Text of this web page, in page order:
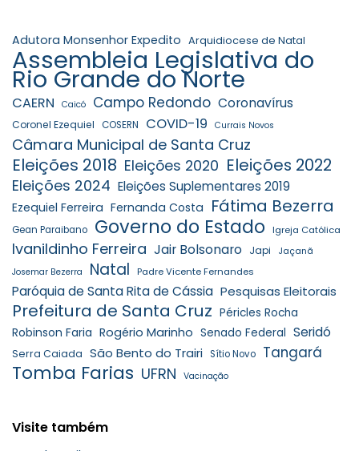
Adutora Monsenhor Expedito Arquidiocese de Natal
Assembleia Legislativa do
Rio Grande do Norte
CAERN Caicó Campo Redondo Coronavírus
Coronel Ezequiel COSERN COVID-19 Currais Novos
Câmara Municipal de Santa Cruz
Eleições 2018 Eleições 2020 Eleições 2022
Eleições 2024 Eleições Suplementares 2019
Ezequiel Ferreira Fernanda Costa Fátima Bezerra
Gean Paraibano Governo do Estado Igreja Católica
Ivanildinho Ferreira Jair Bolsonaro Japi Jaçanã
Josemar Bezerra Natal Padre Vicente Fernandes
Paróquia de Santa Rita de Cássia Pesquisas Eleitorais
Prefeitura de Santa Cruz Péricles Rocha
Robinson Faria Rogério Marinho Senado Federal Seridó
Serra Caiada São Bento do Trairi Sítio Novo Tangará
Tomba Farias UFRN Vacinação
Visite também